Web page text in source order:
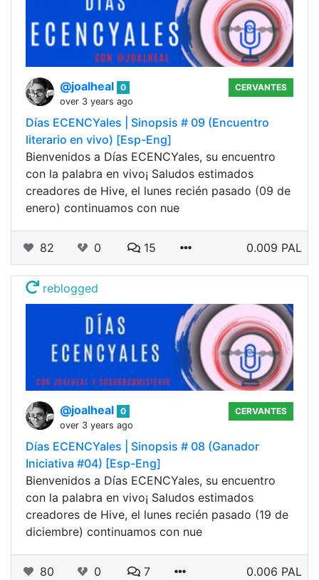
@joalheal 0
over 3 years ago
CERVANTES
Días ECENCYales | Sinopsis # 09 (Encuentro
literario en vivo) [Esp-Eng]
Bienvenidos a Días ECENCYales, su encuentro
con la palabra en vivo¡ Saludos estimados
creadores de Hive, el lunes recién pasado (09 de
enero) continuamos con nue
82 0 15 0.009 PAL
reblogged
@joalheal 0
over 3 years ago
CERVANTES
Días ECENCYales | Sinopsis # 08 (Ganador
Iniciativa #04) [Esp-Eng]
Bienvenidos a Días ECENCYales, su encuentro
con la palabra en vivo¡ Saludos estimados
creadores de Hive, el lunes recién pasado (19 de
diciembre) continuamos con nue
80 0 7 0.006 PAL